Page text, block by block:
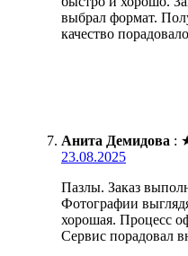
выбрал формат.
качество
Анита Демидова :
23.08.2025
Пазлы. Заказ
Фотографии
хорошая. Процесс
Сервис порадовал